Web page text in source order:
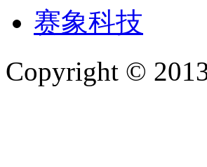
赛象科技
Copyright ©